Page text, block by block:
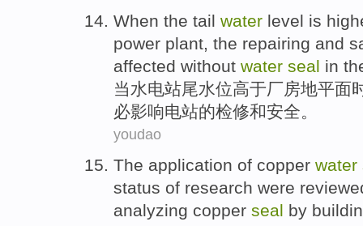
When the tail water level is
power plant, the repairing and
affected without water seal in
当水电站尾水位高于厂房地平面
必影响电站的检修和安全。
youdao
The application of copper water
status of research were
analyzing copper seal by